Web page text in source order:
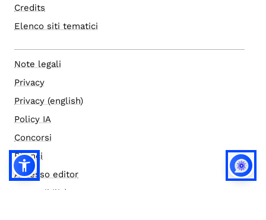
Credits
Elenco siti tematici
Note legali
Privacy
Privacy (english)
Policy IA
Concorsi
Bilanci
Accesso editor
Accessibilità